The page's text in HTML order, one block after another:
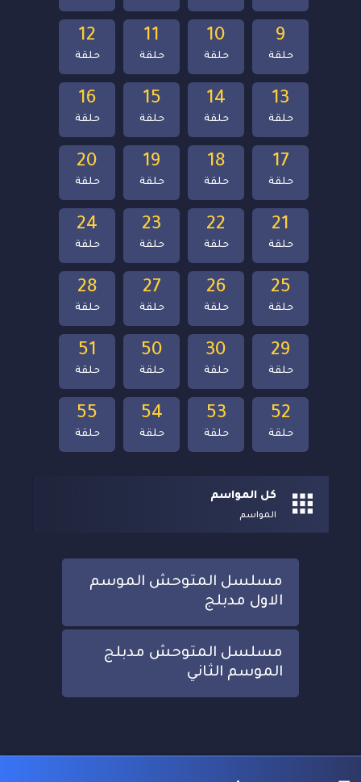
55
حلقة
54
حلقة
53
حلقة
52
حلقة
51
حلقة
50
حلقة
30
حلقة
29
حلقة
28
حلقة
27
حلقة
26
حلقة
25
حلقة
24
حلقة
23
حلقة
22
حلقة
21
حلقة
20
حلقة
19
حلقة
18
حلقة
17
حلقة
16
حلقة
15
حلقة
14
حلقة
13
حلقة
12
حلقة
11
حلقة
10
حلقة
9
حلقة
كل المواسم
المواسم
مسلسل المتوحش الموسم
الاول مدبلج
مسلسل المتوحش مدبلج
الموسم الثاني